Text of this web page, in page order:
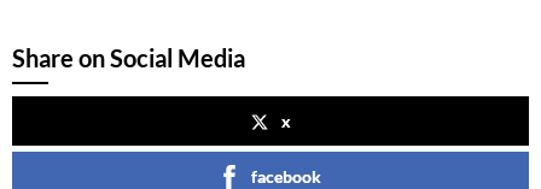
Share on Social Media
x
facebook